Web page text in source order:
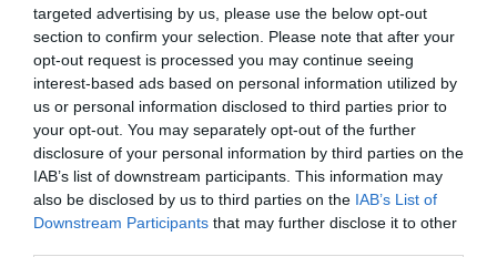
targeted advertising by us, please use the below opt-out
section to confirm your selection. Please note that after your
opt-out request is processed you may continue seeing
interest-based ads based on personal information utilized by
us or personal information disclosed to third parties prior to
your opt-out. You may separately opt-out of the further
disclosure of your personal information by third parties on the
IAB’s list of downstream participants. This information may
also be disclosed by us to third parties on the IAB’s List of
Downstream Participants that may further disclose it to other
07.08.2026 | 11:35